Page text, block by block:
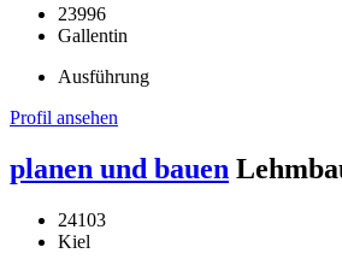
23996
Gallentin
Ausführung
Profil ansehen
planen und bauen
24103
Kiel